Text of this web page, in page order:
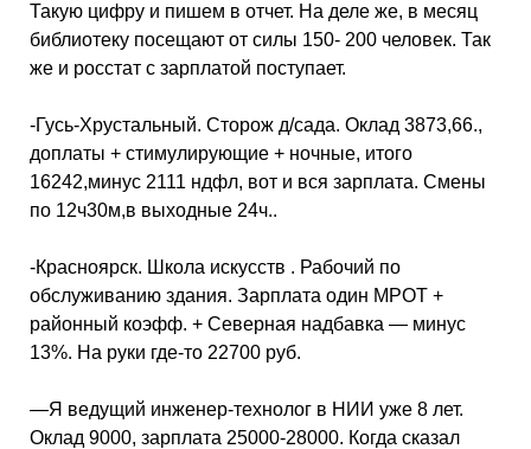
Такую цифру и пишем в отчет. На деле же, в месяц
библиотеку посещают от силы 150- 200 человек. Так
же и росстат с зарплатой поступает.
-Гусь-Хрустальный. Сторож д/сада. Оклад 3873,66.,
доплаты + стимулирующие + ночные, итого
16242,минус 2111 ндфл, вот и вся зарплата. Смены
по 12ч30м,в выходные 24ч..
-Красноярск. Школа искусств . Рабочий по
обслуживанию здания. Зарплата один МРОТ +
районный коэфф. + Северная надбавка — минус
13%. На руки где-то 22700 руб.
—Я ведущий инженер-технолог в НИИ уже 8 лет.
Оклад 9000, зарплата 25000-28000. Когда сказал